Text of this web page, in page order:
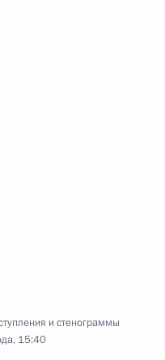
и стенограммы
15:40